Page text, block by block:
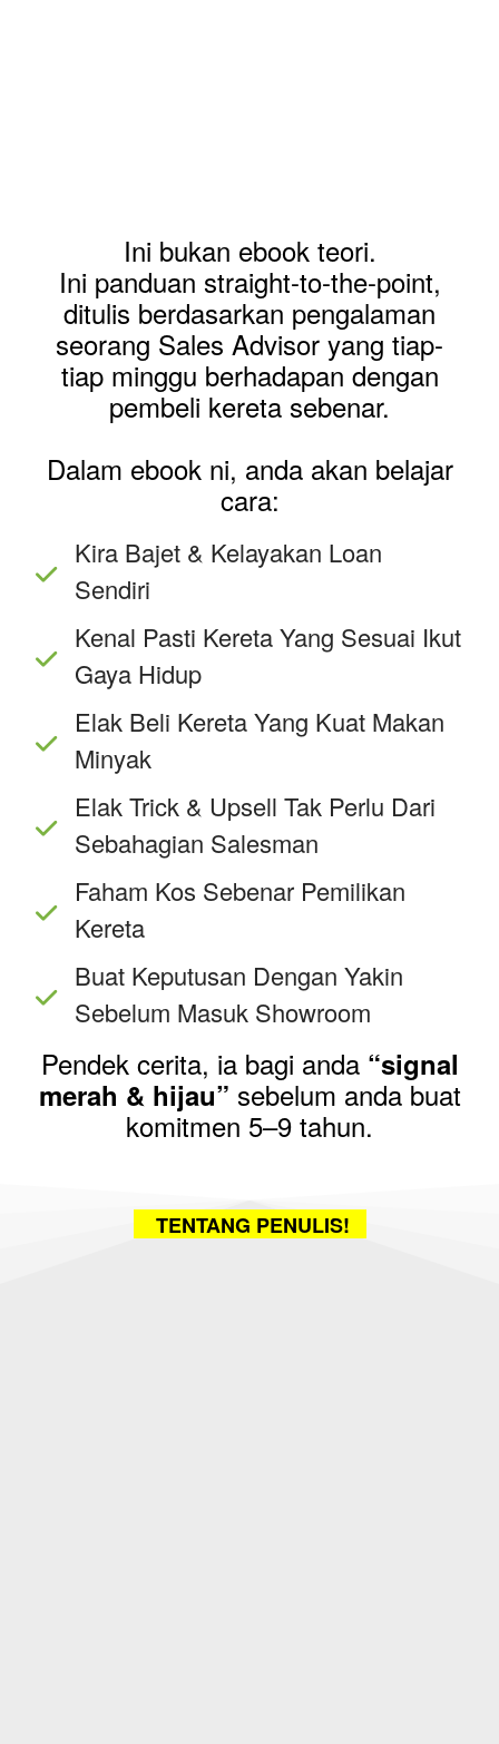
Ini bukan ebook teori.
Ini panduan straight-to-the-point,
ditulis berdasarkan pengalaman
seorang Sales Advisor yang tiap-
tiap minggu berhadapan dengan
pembeli kereta sebenar.
Dalam ebook ni, anda akan belajar
cara:
Kira Bajet & Kelayakan Loan
Sendiri
Kenal Pasti Kereta Yang Sesuai Ikut
Gaya Hidup
Elak Beli Kereta Yang Kuat Makan
Minyak
Elak Trick & Upsell Tak Perlu Dari
Sebahagian Salesman
Faham Kos Sebenar Pemilikan
Kereta
Buat Keputusan Dengan Yakin
Sebelum Masuk Showroom
Pendek cerita, ia bagi anda “signal
merah & hijau” sebelum anda buat
komitmen 5–9 tahun.
TENTANG PENULIS!